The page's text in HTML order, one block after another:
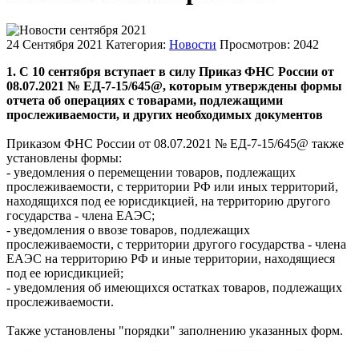
24 Сентября 2021 Категория: Новости Просмотров: 2042
1. С 10 сентября вступает в силу Приказ ФНС России от
08.07.2021 № ЕД-7-15/645@, которым утверждены формы
отчета об операциях с товарами, подлежащими
прослеживаемости, и других необходимых документов
Приказом ФНС России от 08.07.2021 № ЕД-7-15/645@ также
установлены формы:
- уведомления о перемещении товаров, подлежащих
прослеживаемости, с территории РФ или иных территорий,
находящихся под ее юрисдикцией, на территорию другого
государства - члена ЕАЭС;
- уведомления о ввозе товаров, подлежащих
прослеживаемости, с территории другого государства - члена
ЕАЭС на территорию РФ и иные территории, находящиеся
под ее юрисдикцией;
- уведомления об имеющихся остатках товаров, подлежащих
прослеживаемости.
Также установлены "порядки" заполнению указанных форм.